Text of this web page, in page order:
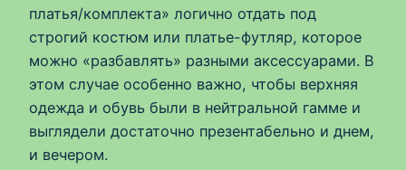
платья/комплекта» логично отдать под
строгий костюм или платье-футляр, которое
можно «разбавлять» разными аксессуарами. В
этом случае особенно важно, чтобы верхняя
одежда и обувь были в нейтральной гамме и
выглядели достаточно презентабельно и днем,
и вечером.